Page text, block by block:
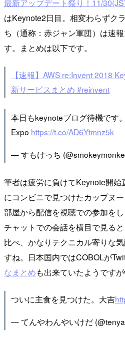
最新アップデート祭り！11/
はKeynote2日目。相変わらずク
ち（通称：赤ジャン軍団）は速
す。まとめは以下です。
【速報】AWS re:Invent 2018
新サービスまとめ #reinvent
本日もkeynoteブログ待機です。
Expo https://t.co/AD6Ytmnz5k
— すもけっち
筆者は疲労に負けてKeynote開
にコンビニで見つけたカップヌ
部屋から配信を視聴での参加を
チャットでの会話を横目で見る
比べ、かなりテクニカル寄りな
すね。日本国内ではCOBOLが
なまとめも出来ていたようです
ついに主食を見つけた。大吉
— てんやわんやいけだ